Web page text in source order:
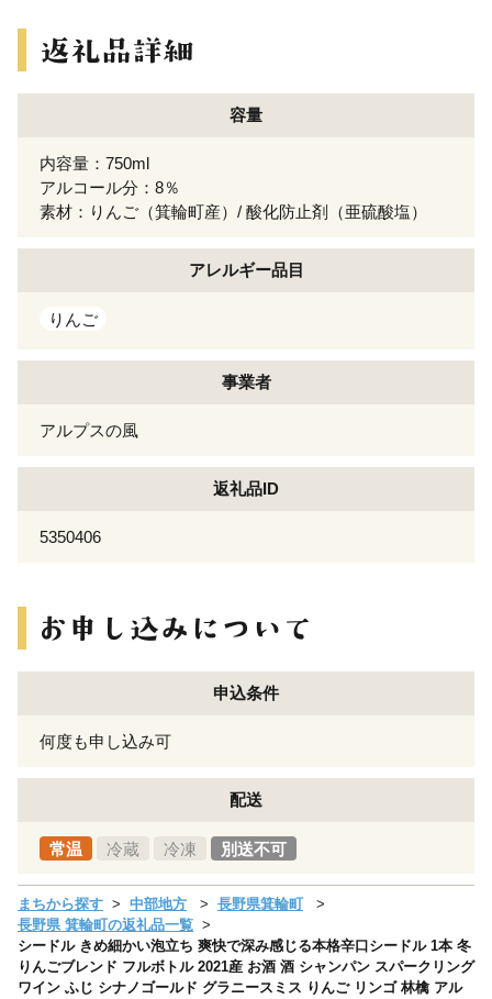
容量
内容量：750ml
アルコール分：8％
素材：りんご（箕輪町産）/ 酸化防止剤（亜硫酸塩）
アレルギー品目
りんご
事業者
アルプスの風
返礼品ID
5350406
申込条件
何度も申し込み可
配送
常温 冷蔵 冷凍 別送不可
まちから探す 中部地方
長野県箕輪町
長野県 箕輪町の返礼品一覧
シードル きめ細かい泡立ち 爽快で深み感じる本格辛口シードル 1本 冬
りんごブレンド フルボトル 2021産 お酒 酒 シャンパン スパークリング
ワイン ふじ シナノゴールド グラニースミス りんご リンゴ 林檎 アル